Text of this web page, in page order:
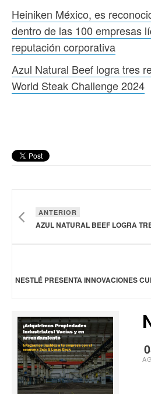
Heiniken México, es
dentro de las 100 empresas
reputación corporativa
Azul Natural Beef logra tres
World Steak Challenge 2024
ANTERIOR